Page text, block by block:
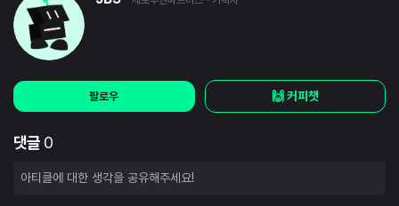
팔로우 🙌 커피챗
댓글 0